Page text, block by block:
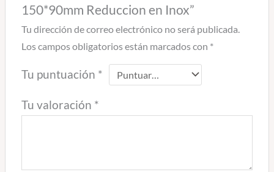
150*90mm Reduccion en Inox”
Tu dirección de correo electrónico no será publicada.
Los campos obligatorios están marcados con *
Tu puntuación *
Tu valoración *